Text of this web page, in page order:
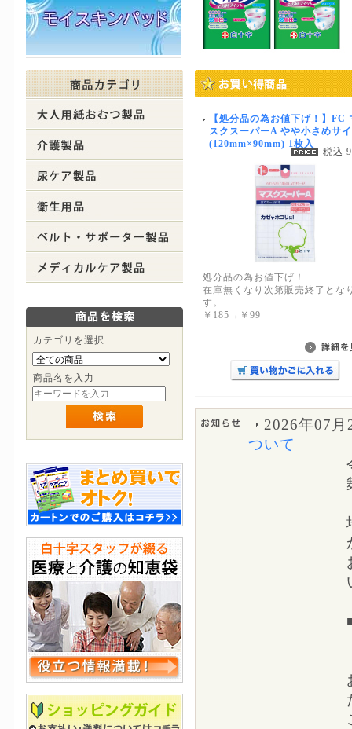
カテゴリを選択
商品名を入力
【処分品の為お値下げ！】FC
スクスーパーA やや小さめサ
(120mm×90mm) 1枚入
税込
処分品の為お値下げ！
在庫無くなり次第販売終了とな
す。
￥185→￥99
2026年07月
ついて